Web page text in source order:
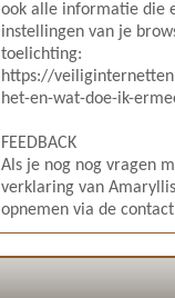
ook alle informatie die
instellingen van je
toelichting:
https://
het-en-wat-doe-ik-
FEEDBACK
Als je nog nog vragen
verklaring van
opnemen via de